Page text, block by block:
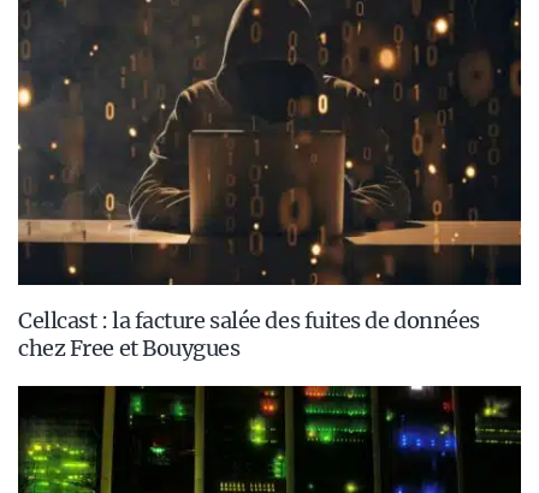
Cellcast : la facture salée des fuites de données
chez Free et Bouygues